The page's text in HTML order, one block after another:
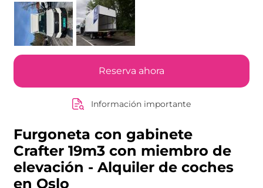
Reserva ahora
Información importante
Furgoneta con gabinete
Crafter 19m3 con miembro de
elevación - Alquiler de coches
en Oslo